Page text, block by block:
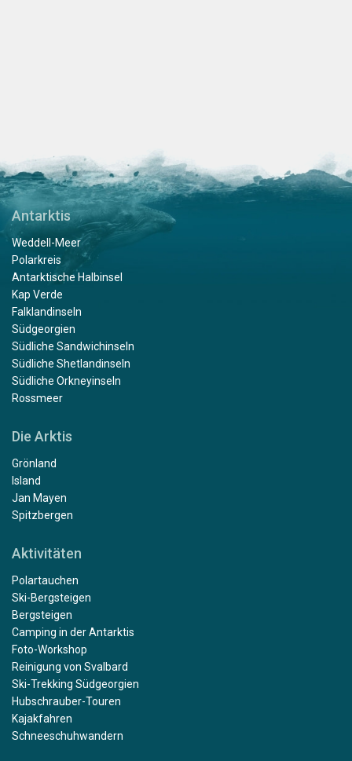
Antarktis
Weddell-Meer
Polarkreis
Antarktische Halbinsel
Kap Verde
Falklandinseln
Südgeorgien
Südliche Sandwichinseln
Südliche Shetlandinseln
Südliche Orkneyinseln
Rossmeer
Die Arktis
Grönland
Island
Jan Mayen
Spitzbergen
Aktivitäten
Polartauchen
Ski-Bergsteigen
Bergsteigen
Camping in der Antarktis
Foto-Workshop
Reinigung von Svalbard
Ski-Trekking Südgeorgien
Hubschrauber-Touren
Kajakfahren
Schneeschuhwandern